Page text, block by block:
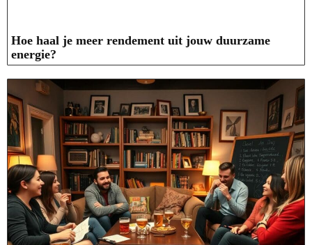
Hoe haal je meer rendement uit jouw duurzame
energie?